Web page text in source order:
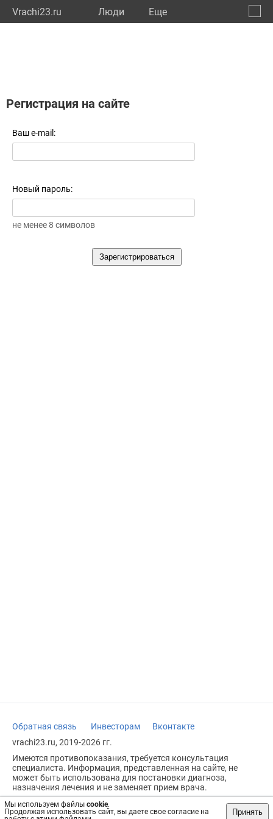
Vrachi23.ru Люди Eще
Мы используем файлы cookie.
Продолжая использовать сайт, вы даете свое согласие на
Принять
Регистрация на сайте
Ваш e-mail:
Новый пароль:
не менее 8 символов
Обратная связь Инвесторам
Вконтакте
vrachi23.ru, 2019-2026 гг.
Имеются противопоказания, требуется консультация
специалиста. Информация, представленная на сайте, не
может быть использована для постановки диагноза,
назначения лечения и не заменяет прием врача.
Возрастное ограничение: 18+